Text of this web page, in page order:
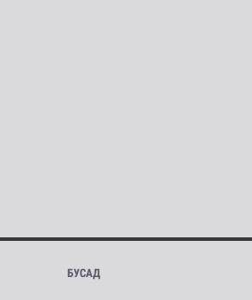
БУСАД